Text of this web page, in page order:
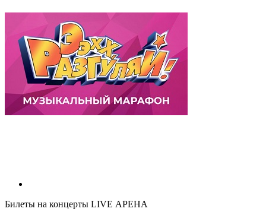
Билеты на концерты LIVE АРЕНА